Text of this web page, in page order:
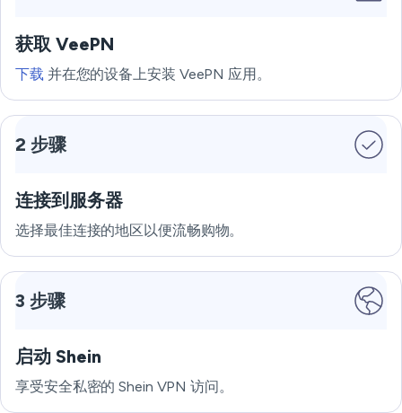
获取 VeePN
下载 并在您的设备上安装 VeePN 应用。
2 步骤
连接到服务器
选择最佳连接的地区以便流畅购物。
3 步骤
启动 Shein
享受安全私密的 Shein VPN 访问。